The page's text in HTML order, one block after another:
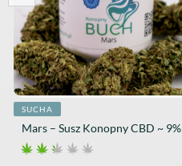
SUCHA
Mars – Susz Konopny CBD ~ 9%